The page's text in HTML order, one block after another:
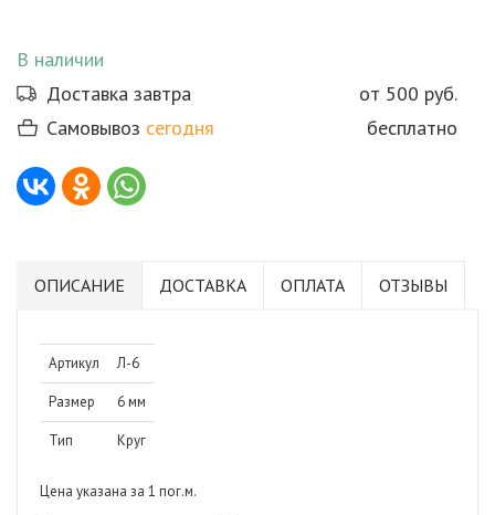
В наличии
Доставка завтра
от 500 руб.
Самовывоз сегодня бесплатно
ОПИСАНИЕ ДОСТАВКА ОПЛАТА ОТЗЫВЫ
Артикул Л-6
Размер 6 мм
Тип Круг
Цена указана за 1 пог.м.